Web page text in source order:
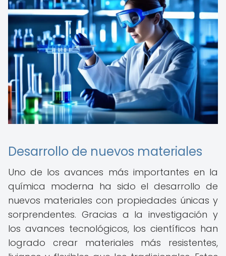
Desarrollo de nuevos materiales
Uno de los avances más importantes en la
química moderna ha sido el desarrollo de
nuevos materiales con propiedades únicas y
sorprendentes. Gracias a la investigación y
los avances tecnológicos, los científicos han
logrado crear materiales más resistentes,